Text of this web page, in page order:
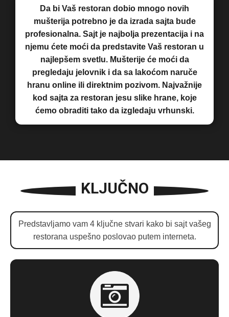
Da bi Vaš restoran dobio mnogo novih
mušterija potrebno je da izrada sajta bude
profesionalna. Sajt je najbolja prezentacija i na
njemu ćete moći da predstavite Vaš restoran u
najlepšem svetlu. Mušterije će moći da
pregledaju jelovnik i da sa lakoćom naruče
hranu online ili direktnim pozivom. Najvažnije
kod sajta za restoran jesu slike hrane, koje
ćemo obraditi tako da izgledaju vrhunski.
KLJUČNO
Predstavljamo vam 4 ključne stvari kako bi sajt vašeg
restorana uspešno poslovao putem interneta.